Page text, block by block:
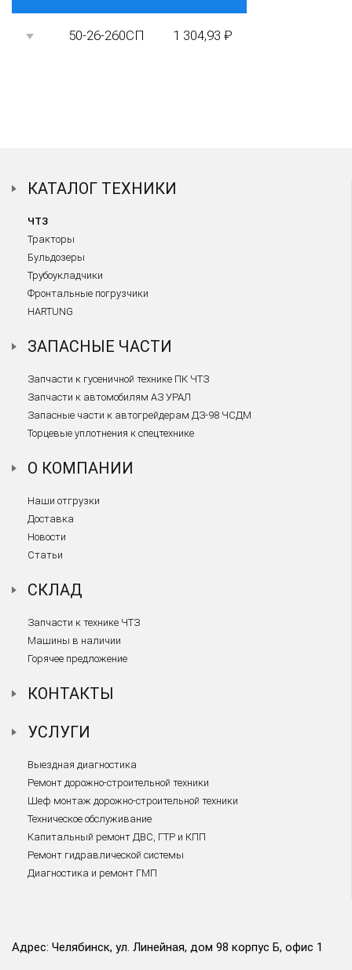
50-26-260СП 1 304,93 ₽
КАТАЛОГ ТЕХНИКИ
ЧТЗ
Тракторы
Бульдозеры
Трубоукладчики
Фронтальные погрузчики
HARTUNG
ЗАПАСНЫЕ ЧАСТИ
Запчасти к гусеничной технике ПК ЧТЗ
Запчасти к автомобилям АЗ УРАЛ
Запасные части к автогрейдерам ДЗ-98 ЧСДМ
Торцевые уплотнения к спецтехнике
О КОМПАНИИ
Наши отгрузки
Доставка
Новости
Статьи
СКЛАД
Запчасти к технике ЧТЗ
Машины в наличии
Горячее предложение
КОНТАКТЫ
УСЛУГИ
Выездная диагностика
Ремонт дорожно-строительной техники
Шеф монтаж дорожно-строительной техники
Техническое обслуживание
Капитальный ремонт ДВС, ГТР и КПП
Ремонт гидравлической системы
Диагностика и ремонт ГМП
Адрес: Челябинск, ул. Линейная, дом 98 корпус Б, офис 1